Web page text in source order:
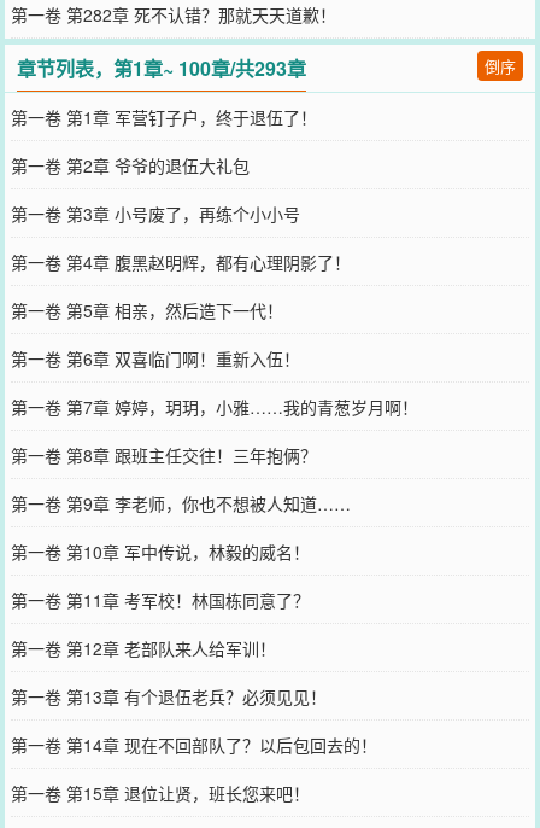
第一卷 第282章 死不认错？那就天天道歉！
章节列表，第1章~ 100章/共293章 倒序
第一卷 第1章 军营钉子户，终于退伍了！
第一卷 第2章 爷爷的退伍大礼包
第一卷 第3章 小号废了，再练个小小号
第一卷 第4章 腹黑赵明辉，都有心理阴影了！
第一卷 第5章 相亲，然后造下一代！
第一卷 第6章 双喜临门啊！重新入伍！
第一卷 第7章 婷婷，玥玥，小雅……我的青葱岁月啊！
第一卷 第8章 跟班主任交往！三年抱俩？
第一卷 第9章 李老师，你也不想被人知道……
第一卷 第10章 军中传说，林毅的威名！
第一卷 第11章 考军校！林国栋同意了？
第一卷 第12章 老部队来人给军训！
第一卷 第13章 有个退伍老兵？必须见见！
第一卷 第14章 现在不回部队了？以后包回去的！
第一卷 第15章 退位让贤，班长您来吧！